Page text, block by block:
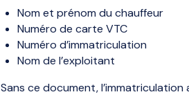
Nom et prénom du chauffeur
Numéro de carte VTC
Numéro d’immatriculation
Nom de l’exploitant
Sans ce document,